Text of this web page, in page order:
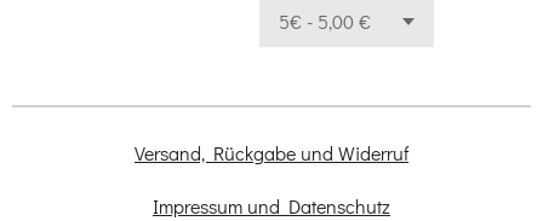
Versand, Rückgabe und Widerruf
Impressum und Datenschutz